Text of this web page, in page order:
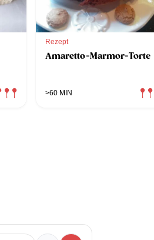
Rezept
Amaretto-Marmor-Torte
>60 MIN